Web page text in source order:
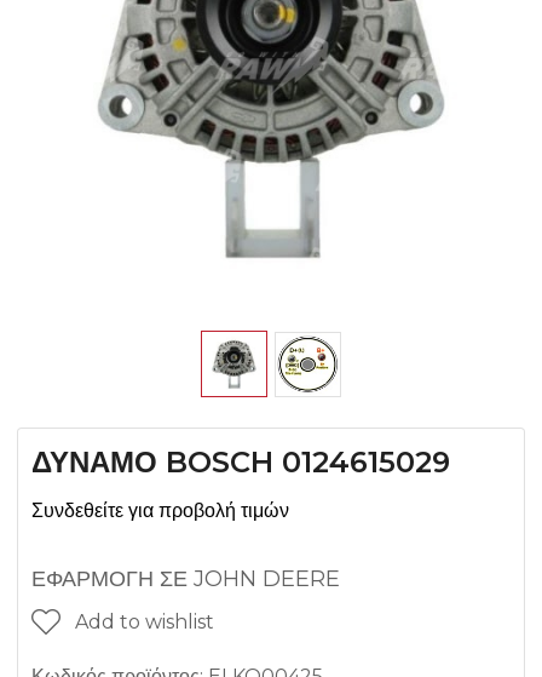
ΔΥΝΑΜΟ BOSCH 0124615029
Συνδεθείτε για προβολή τιμών
ΕΦΑΡΜΟΓΗ ΣΕ JOHN DEERE
Add to wishlist